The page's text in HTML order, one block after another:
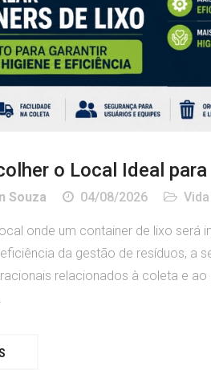
o Local Ideal
Souza 04/08/2026
onde um container de lixo será
da gestão de resíduos, a
relacionados à coleta e